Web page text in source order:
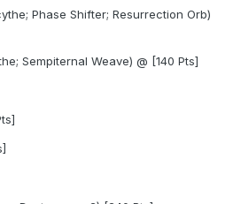
Phase Shifter; Resurrection Orb)
Sempiternal Weave) @ [140 Pts]